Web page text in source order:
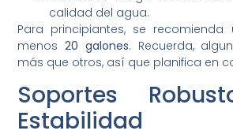
calidad del agua.
Para principiantes, se
menos20 galones. Recuerda,
más que otros, así que planifica en
Soportes
Estabilidad